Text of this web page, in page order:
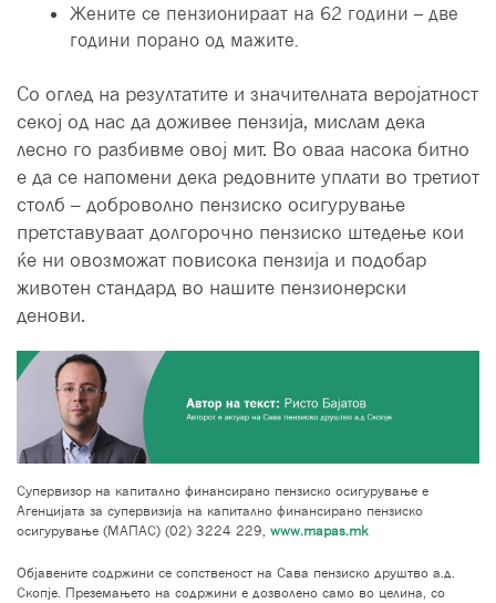
Жените се пензионираат на 62 години – две
години порано од мажите.
Со оглед на резултатите и значителната веројатност
секој од нас да доживее пензија, мислам дека
лесно го разбивме овој мит. Во оваа насока битно
е да се напомени дека редовните уплати во третиот
столб – доброволно пензиско осигурување
претставуваат долгорочно пензиско штедење кои
ќе ни овозможат повисока пензија и подобар
животен стандард во нашите пензионерски
денови.
Супервизор на капитално финансирано пензиско осигурување е
Агенцијата за супервизија на капитално финансирано пензиско
осигурување (МАПАС) (02) 3224 229, www.mapas.mk
Објавените содржини се сопственост на Сава пензиско друштво а.д.
Скопје. Преземањето на содржини е дозволено само во целина, со